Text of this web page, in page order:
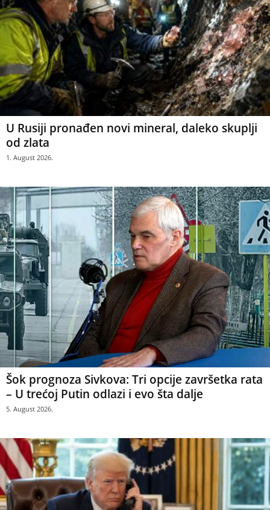
U Rusiji pronađen novi mineral, daleko skuplji
od zlata
1. August 2026.
Šok prognoza Sivkova: Tri opcije završetka rata
– U trećoj Putin odlazi i evo šta dalje
5. August 2026.